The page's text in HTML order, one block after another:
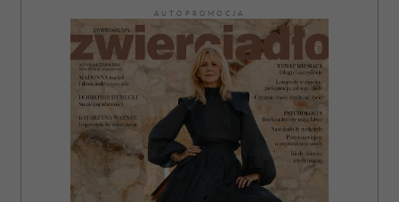
AUTOPROMOCJA